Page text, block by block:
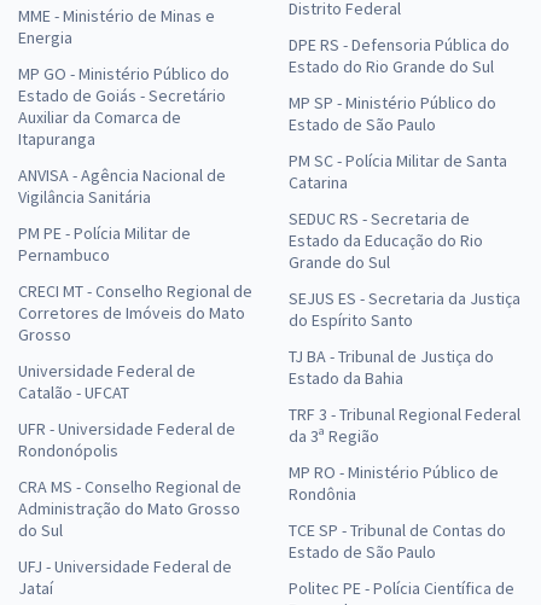
MME - Ministério de Minas e
Energia
MP GO - Ministério Público do
Estado de Goiás - Secretário
Auxiliar da Comarca de
Itapuranga
ANVISA - Agência Nacional de
Vigilância Sanitária
PM PE - Polícia Militar de
Pernambuco
CRECI MT - Conselho Regional de
Corretores de Imóveis do Mato
Grosso
Universidade Federal de
Catalão - UFCAT
UFR - Universidade Federal de
Rondonópolis
CRA MS - Conselho Regional de
Administração do Mato Grosso
do Sul
UFJ - Universidade Federal de
Jataí
Distrito Federal
DPE RS - Defensoria Pública do
Estado do Rio Grande do Sul
MP SP - Ministério Público do
Estado de São Paulo
PM SC - Polícia Militar de Santa
Catarina
SEDUC RS - Secretaria de
Estado da Educação do Rio
Grande do Sul
SEJUS ES - Secretaria da Justiça
do Espírito Santo
TJ BA - Tribunal de Justiça do
Estado da Bahia
TRF 3 - Tribunal Regional Federal
da 3ª Região
MP RO - Ministério Público de
Rondônia
TCE SP - Tribunal de Contas do
Estado de São Paulo
Politec PE - Polícia Científica de